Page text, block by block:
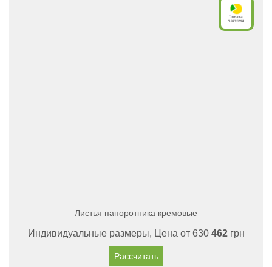
Листья папоротника кремовые
Индивидуальные размеры, Цена от630 462грн
Рассчитать